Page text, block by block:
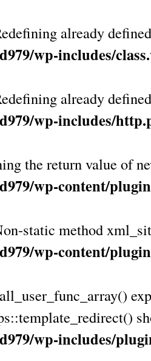
already
wp-includes/
already
wp-includes/
the return value of
wp-content/
static method
wp-content/
wp-includes/